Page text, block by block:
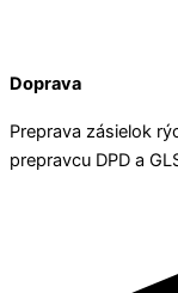
Doprava
Preprava zásielok
prepravcu DPD a